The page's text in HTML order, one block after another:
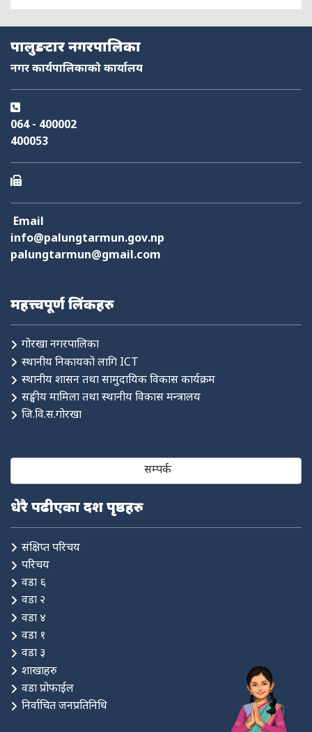
पालुङटार नगरपालिका
नगर कार्यपालिकाको कार्यालय
064 - 400002
400053
Email
info@palungtarmun.gov.np
palungtarmun@gmail.com
महत्त्वपूर्ण लिंकहरु
गोरखा नगरपालिका
स्थानीय निकायको लागि ICT
स्थानीय शासन तथा सामुदायिक विकास कार्यक्रम
सङ्घीय मामिला तथा स्थानीय विकास मन्त्रालय
जि.वि.स.गोरखा
सम्पर्क
धेरै पढीएका दश पृष्ठहरु
संक्षिप्त परिचय
परिचय
वडा ६
वडा २
वडा ४
वडा १
वडा ३
शाखाहरु
वडा प्रोफाईल
निर्वाचित जनप्रतिनिधि
फोहोर व्यवस्थापन योजना तथा बजेट निर्माण स्वीकृति आक्समिक सेवा